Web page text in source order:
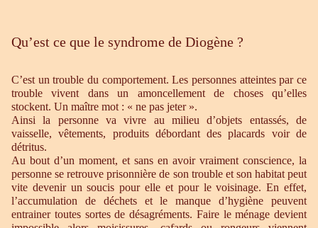
Qu’est ce que le syndrome de Diogène ?
C’est un trouble du comportement. Les personnes atteintes par ce
trouble vivent dans un amoncellement de choses qu’elles
stockent. Un maître mot : « ne pas jeter ».
Ainsi la personne va vivre au milieu d’objets entassés, de
vaisselle, vêtements, produits débordant des placards voir de
détritus.
Au bout d’un moment, et sans en avoir vraiment conscience, la
personne se retrouve prisonnière de son trouble et son habitat peut
vite devenir un soucis pour elle et pour le voisinage. En effet,
l’accumulation de déchets et le manque d’hygiène peuvent
entrainer toutes sortes de désagréments. Faire le ménage devient